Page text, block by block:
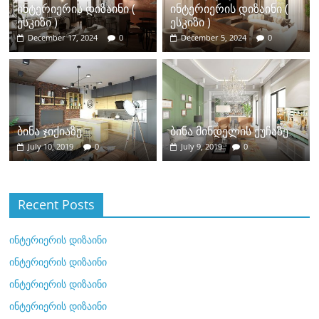
ინტერიერის დიზაინი (
ესკიზი )
December 17, 2024 0
ინტერიერის დიზაინი (
ესკიზი )
December 5, 2024 0
ბინა ჯიქიაზე
July 10, 2019 0
ბინა მინდელის ქუჩაზე
July 9, 2019 0
Recent Posts
ინტერიერის დიზაინი
ინტერიერის დიზაინი
ინტერიერის დიზაინი
ინტერიერის დიზაინი